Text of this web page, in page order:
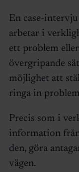
En case-
arbetar i
ett problem
övergripande
möjlighet att
ringa in
Precis som i
information
den, göra
vägen.